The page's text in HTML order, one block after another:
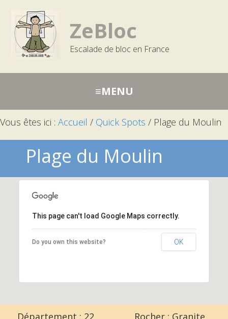
navigation
contenu
barre
ZeBloc
Escalade de bloc en France
Vous êtes ici : Accueil / Quick Spots / Plage du Moulin
Plage du Moulin
This page can't load Google Maps correctly.
Do you own this website? OK
Département : 22 Rocher : Granite